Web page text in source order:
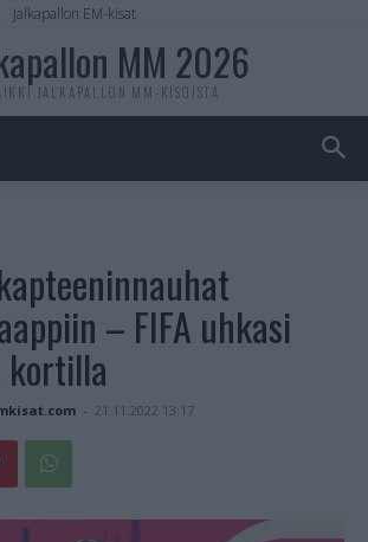
Jalkapallon EM-kisat
MM 2026
JALKAPALLON MM-KISOISTA
– FIFA uhkasi
kortilla
- 21.11.2022 13:17